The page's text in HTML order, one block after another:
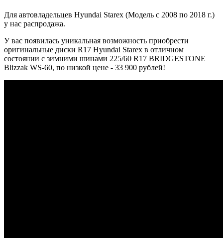
Для автовладельцев Hyundai Starex (Модель с 2008 по 2018 г.)
у нас распродажа.
У вас появилась уникальная возможность приобрести
оригинальные диски R17 Hyundai Starex в отличном
состоянии с зимними шинами 225/60 R17 BRIDGESTONE
Blizzak WS-60, по низкой цене - 33 900 рублей!